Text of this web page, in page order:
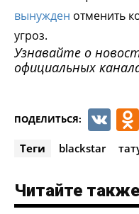
вынужден отменить
угроз.
Узнавайте о
официальных
ПОДЕЛИТЬСЯ: VK
Теги blackstar
Читайте также